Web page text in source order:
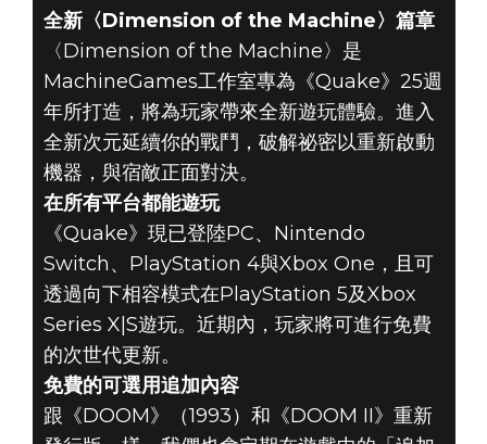
全新〈Dimension of the Machine〉篇章
〈Dimension of the Machine〉是
MachineGames工作室專為《Quake》25週
年所打造，將為玩家帶來全新遊玩體驗。進入
全新次元延續你的戰鬥，破解祕密以重新啟動
機器，與宿敵正面對決。
在所有平台都能遊玩
《Quake》現已登陸PC、Nintendo
Switch、PlayStation 4與Xbox One，且可
透過向下相容模式在PlayStation 5及Xbox
Series X|S遊玩。近期內，玩家將可進行免費
的次世代更新。
免費的可選用追加內容
跟《DOOM》（1993）和《DOOM II》重新